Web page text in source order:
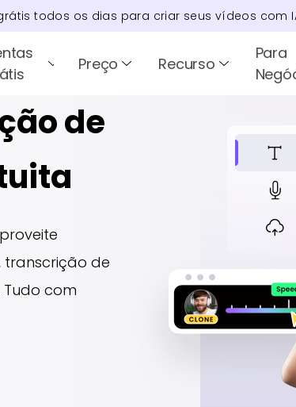
todos os dias para criar seus vídeos com
Preço Recurso
Para
de
transcrição de
com